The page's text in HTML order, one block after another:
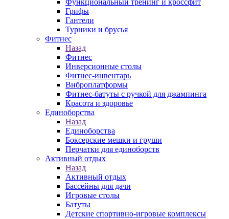
Функциональный тренинг и кроссфит
Грифы
Гантели
Турники и брусья
Фитнес
Назад
Фитнес
Инверсионные столы
Фитнес-инвентарь
Виброплатформы
Фитнес-батуты с ручкой для джампинга
Красота и здоровье
Единоборства
Назад
Единоборства
Боксерские мешки и груши
Перчатки для единоборств
Активный отдых
Назад
Активный отдых
Бассейны для дачи
Игровые столы
Батуты
Детские спортивно-игровые комплексы